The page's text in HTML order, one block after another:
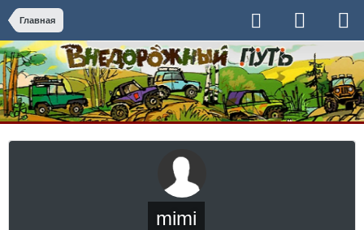
Главная
mimi